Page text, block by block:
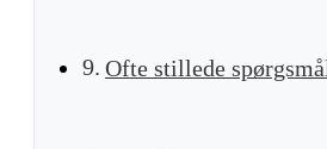
Ofte stillede